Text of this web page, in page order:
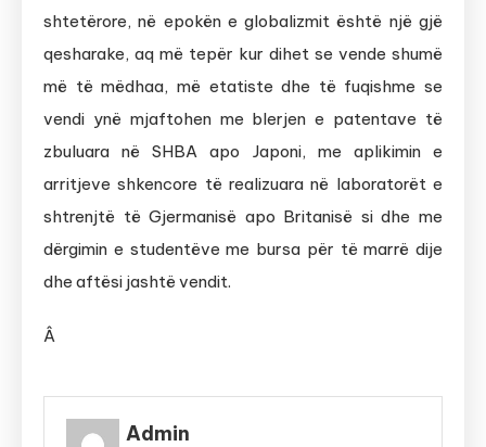
shtetërore, në epokën e globalizmit është një gjë
qesharake, aq më tepër kur dihet se vende shumë
më të mëdhaa, më etatiste dhe të fuqishme se
vendi ynë mjaftohen me blerjen e patentave të
zbuluara në SHBA apo Japoni, me aplikimin e
arritjeve shkencore të realizuara në laboratorët e
shtrenjtë të Gjermanisë apo Britanisë si dhe me
dërgimin e studentëve me bursa për të marrë dije
dhe aftësi jashtë vendit.
Â
Admin